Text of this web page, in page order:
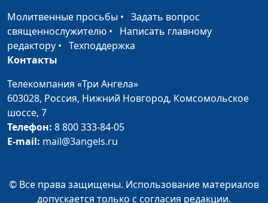
Молитвенные просьбы • Задать вопрос
священнослужителю • Написать главному
редактору • Техподдержка
Контакты
Телекомпания «Три Ангела»
603028, Россия, Нижний Новгород, Комсомольское
шоссе, 7
Телефон: 8 800 333-84-05
E-mail: mail@3angels.ru
© Все права защищены. Использование материалов
допускается только с согласия редакции.